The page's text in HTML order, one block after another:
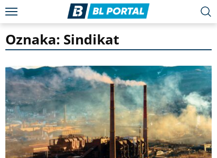
Oznaka: Sindikat